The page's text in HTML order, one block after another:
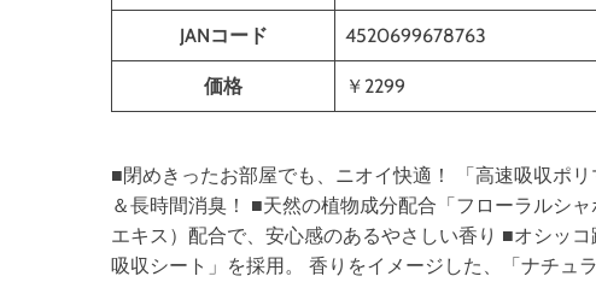
JANコード 4520699678763
価格 ￥2299
■閉めきったお部屋でも、ニオイ快適！ 「高速吸収ポ
＆長時間消臭！ ■天然の植物成分配合「フローラルシ
エキス）配合で、安心感のあるやさしい香り ■オシッ
吸収シート」を採用。 香りをイメージした、「ナチュ